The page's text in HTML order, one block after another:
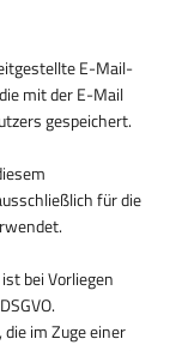
E-Mail-
mit der E-Mail
gespeichert.
für die
bei Vorliegen
im Zuge einer